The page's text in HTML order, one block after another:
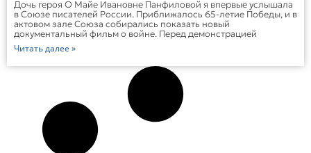
Дочь героя О Майе Ивановне Панфиловой я впервые услышала
в Союзе писателей России. Приближалось 65-летие Победы, и в
актовом зале Союза собирались показать новый
документальный фильм о войне. Перед демонстрацией
Читать далее »